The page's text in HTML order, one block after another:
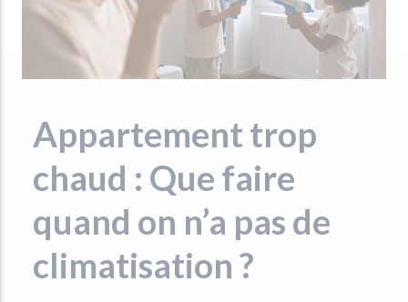
Appartement trop
chaud : Que faire
quand on n’a pas de
climatisation ?